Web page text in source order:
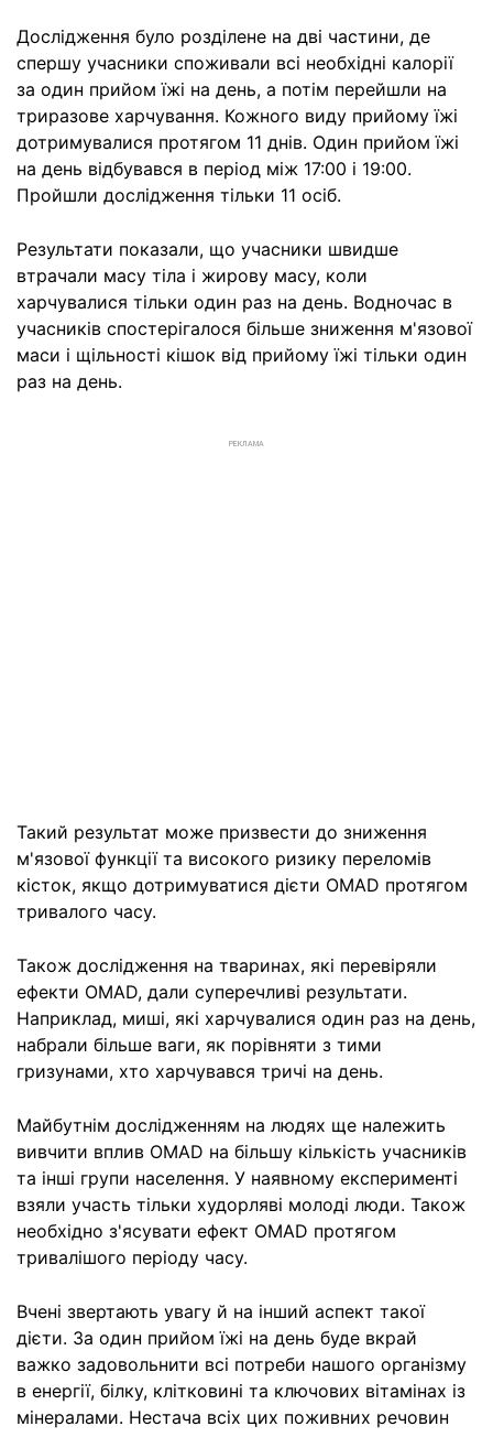
Дослідження було розділене на дві частини, де
спершу учасники споживали всі необхідні калорії
за один прийом їжі на день, а потім перейшли на
триразове харчування. Кожного виду прийому їжі
дотримувалися протягом 11 днів. Один прийом їжі
на день відбувався в період між 17:00 і 19:00.
Пройшли дослідження тільки 11 осіб.
Результати показали, що учасники швидше
втрачали масу тіла і жирову масу, коли
харчувалися тільки один раз на день. Водночас в
учасників спостерігалося більше зниження м'язової
маси і щільності кішок від прийому їжі тільки один
раз на день.
РЕКЛАМА
Такий результат може призвести до зниження
м'язової функції та високого ризику переломів
кісток, якщо дотримуватися дієти OMAD протягом
тривалого часу.
Також дослідження на тваринах, які перевіряли
ефекти OMAD, дали суперечливі результати.
Наприклад, миші, які харчувалися один раз на день,
набрали більше ваги, як порівняти з тими
гризунами, хто харчувався тричі на день.
Майбутнім дослідженням на людях ще належить
вивчити вплив OMAD на більшу кількість учасників
та інші групи населення. У наявному експерименті
взяли участь тільки худорляві молоді люди. Також
необхідно з'ясувати ефект OMAD протягом
тривалішого періоду часу.
Вчені звертають увагу й на інший аспект такої
дієти. За один прийом їжі на день буде вкрай
важко задовольнити всі потреби нашого організму
в енергії, білку, клітковині та ключових вітамінах із
мінералами. Нестача всіх цих поживних речовин